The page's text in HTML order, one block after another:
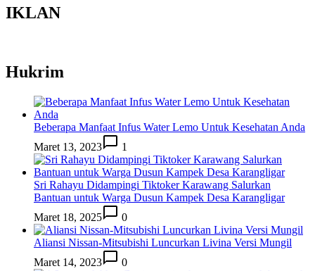
IKLAN
Hukrim
Beberapa Manfaat Infus Water Lemo Untuk Kesehatan Anda
Maret 13, 2023
1
Sri Rahayu Didampingi Tiktoker Karawang Salurkan
Bantuan untuk Warga Dusun Kampek Desa Karangligar
Maret 18, 2025
0
Aliansi Nissan-Mitsubishi Luncurkan Livina Versi Mungil
Maret 14, 2023
0